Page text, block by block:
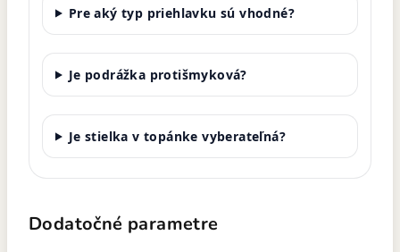
Pre aký typ priehlavku sú vhodné?
Je podrážka protišmyková?
Je stielka v topánke vyberateľná?
Dodatočné parametre